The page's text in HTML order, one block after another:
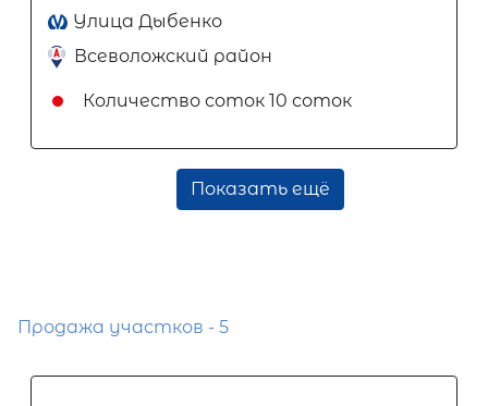
Улица Дыбенко
Всеволожский район
Количество соток 10 соток
Показать ещё
Продажа участков - 5